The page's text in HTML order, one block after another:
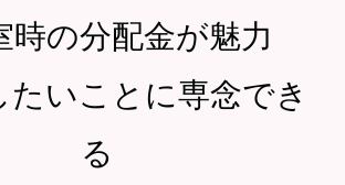
時の分配金が魅力
たいことに専念でき
る